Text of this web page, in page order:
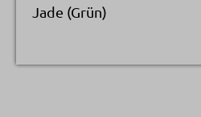
Jade (Grün)